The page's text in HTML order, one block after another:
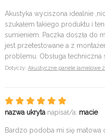
Akustyka wyciszona idealnie
szukałem takiego produktu i
sumieniem. Paczka doszła do
jest przetestowane a z
problemu. Obsługa techniczna
Dotyczy: Akustyczne panele lamelowe
nazwa ukryta napisał/a: macie
Bardzo podoba mi się matowa